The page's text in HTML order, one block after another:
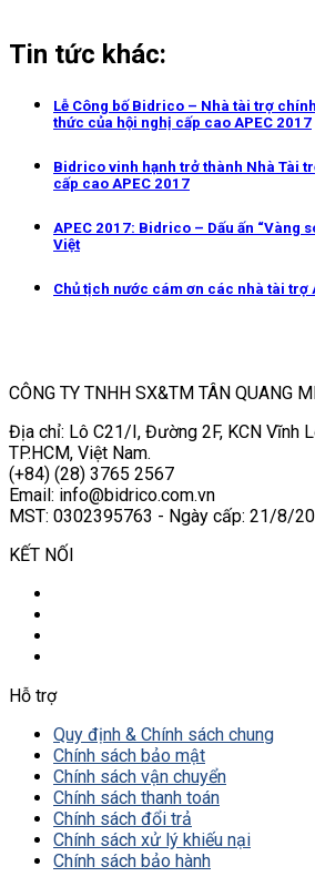
Tin tức khác:
Lễ Công bố Bidrico – Nhà tài trợ
thức của hội nghị cấp cao APEC 2017
Bidrico vinh hạnh trở thành Nhà Tài
cấp cao APEC 2017
APEC 2017: Bidrico – Dấu ấn “Vàng
Việt
Chủ tịch nước cám ơn các nhà tài trợ
CÔNG TY TNHH SX&TM TÂN QUANG
Địa chỉ: Lô C21/I, Đường 2F, KCN Vĩnh
TP.HCM, Việt Nam.
(+84) (28) 3765 2567
Email: info@bidrico.com.vn
MST: 0302395763 - Ngày cấp: 21/8/
KẾT NỐI
Hỗ trợ
Quy định & Chính sách chung
Chính sách bảo mật
Chính sách vận chuyển
Chính sách thanh toán
Chính sách đổi trả
Chính sách xử lý khiếu nại
Chính sách bảo hành